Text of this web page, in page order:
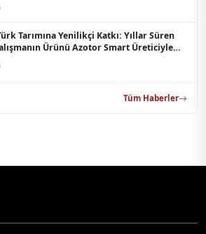
Tarımına Yenilikçi Katkı: Yıllar Süren
Ürünü Azotor Smart Üreticiyle
Tüm Haberler